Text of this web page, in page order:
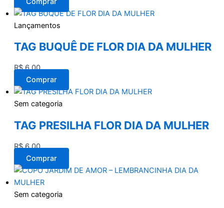
Lançamentos
TAG BUQUÊ DE FLOR DIA DA MULHER
R$6,00
Comprar
Sem categoria
TAG PRESILHA FLOR DIA DA MULHER
R$6,00
Comprar
Sem categoria